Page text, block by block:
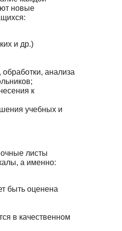
но­вые
и др.)
анализа
к
учебных и
листы
а именно:
быть оценена
в качественном